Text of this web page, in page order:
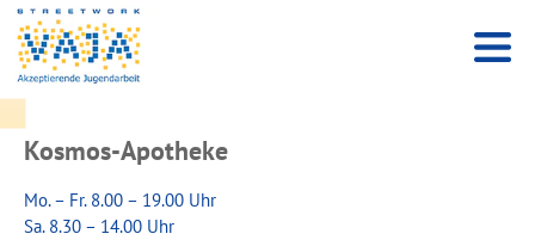
Kosmos-Apotheke
Mo. – Fr. 8.00 – 19.00 Uhr
Sa. 8.30 – 14.00 Uhr